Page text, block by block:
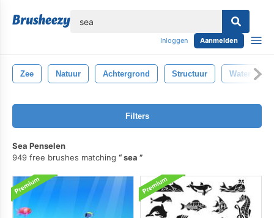
Inloggen Aanmelden
Zee Natuur Achtergrond Structuur Water
Filters
Sea Penselen
949 free brushes matching
sea